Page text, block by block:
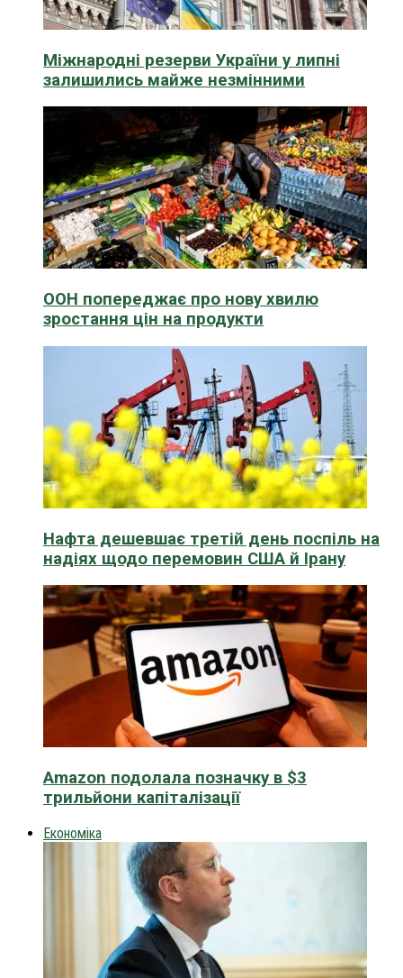
Міжнародні резерви України у липні
залишились майже незмінними
ООН попереджає про нову хвилю
зростання цін на продукти
Нафта дешевшає третій день поспіль на
надіях щодо перемовин США й Ірану
Amazon подолала позначку в $3
трильйони капіталізації
Економіка